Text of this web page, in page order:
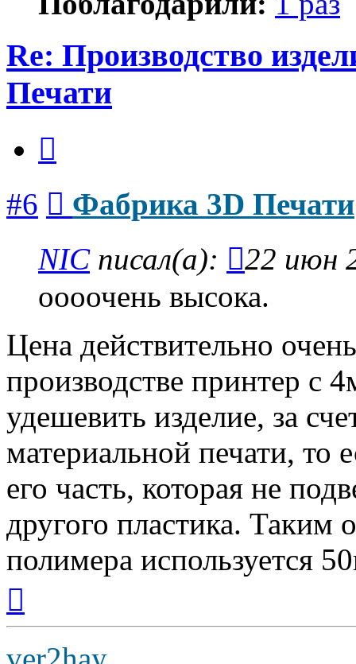
Re: Производство
Печати
#6 Фабрика 3D Печати
NICписал(а):
22 июн
оооочень высока.
Цена действительно
производстве принтер с
удешевить изделие, за
материальной печати, то
его часть, которая не
другого пластика. Таким
полимера используется
началу